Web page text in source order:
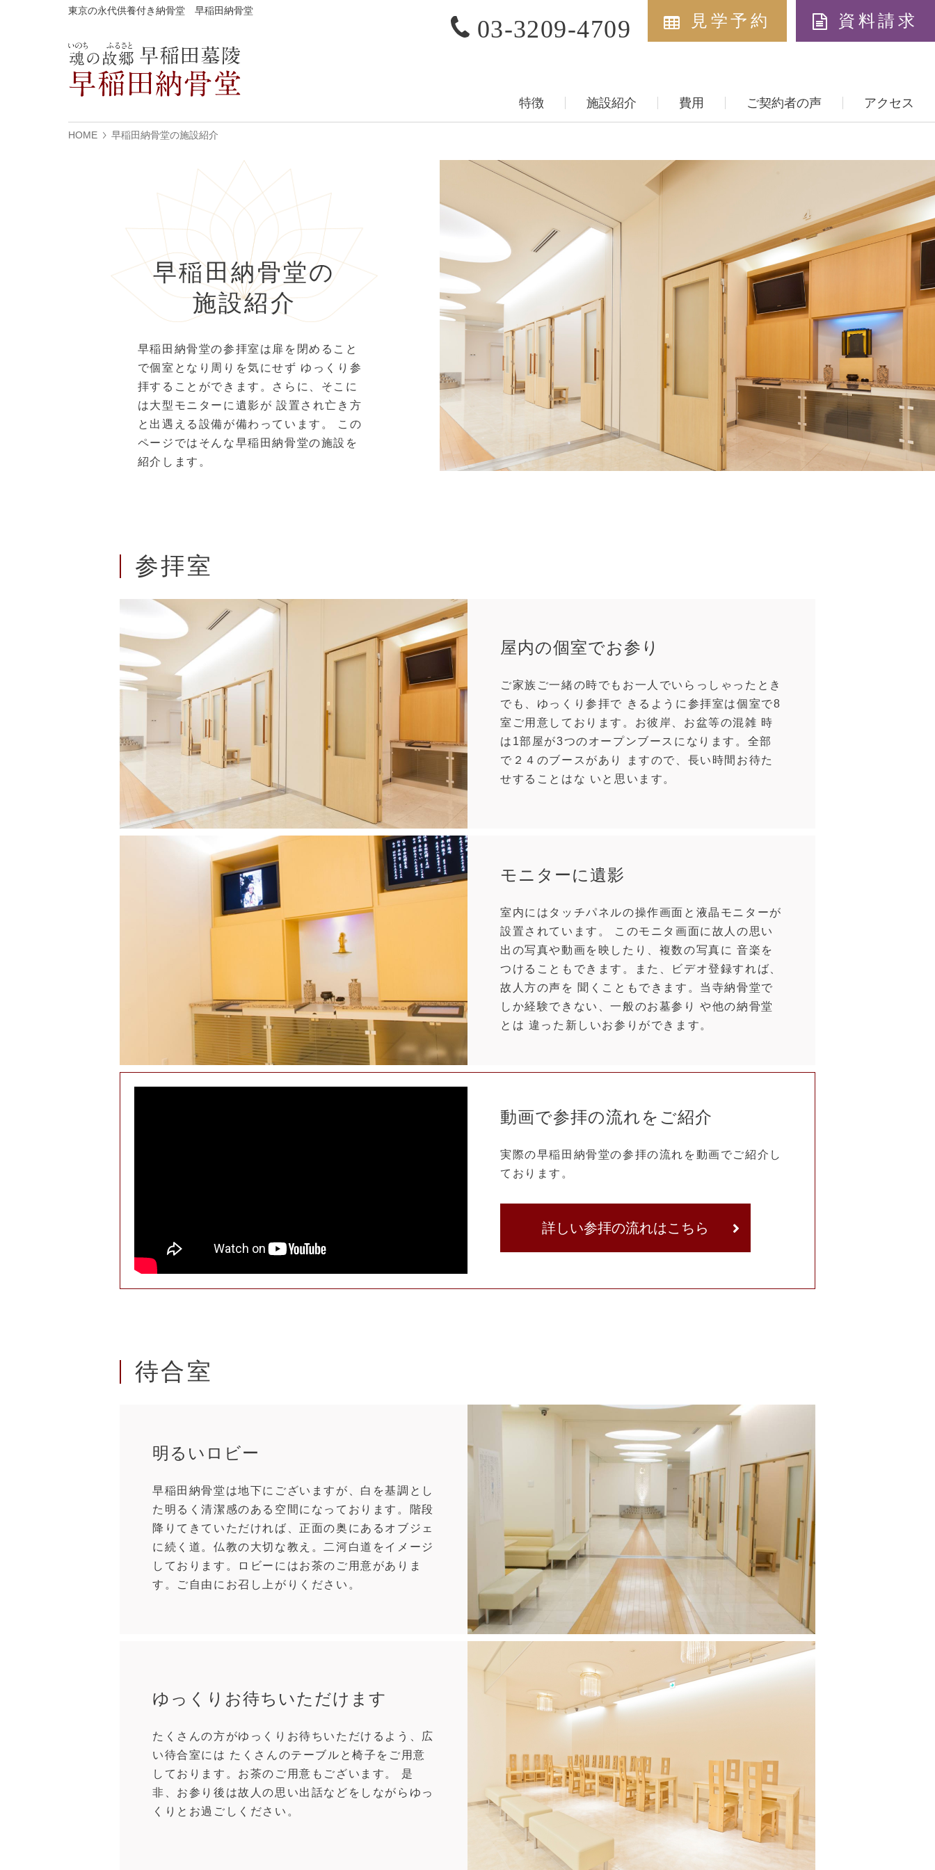
東京の永代供養付き納骨堂 早稲田納骨堂
03-3209-4709 見学予約 資料請求
特徴 施設紹介 費用 ご契約者の声 アクセス
HOME 早稲田納骨堂の施設紹介
早稲田納骨堂の
施設紹介
早稲田納骨堂の参拝室は扉を閉めること
で個室となり周りを気にせず ゆっくり参
拝することができます。さらに、そこに
は大型モニターに遺影が 設置され亡き方
と出遇える設備が備わっています。 この
ページではそんな早稲田納骨堂の施設を
紹介します。
参拝室
屋内の個室でお参り
ご家族ご一緒の時でもお一人でいらっしゃったとき
でも、ゆっくり参拝で きるように参拝室は個室で8
室ご用意しております。お彼岸、お盆等の混雑 時
は1部屋が3つのオープンブースになります。全部
で２４のブースがあり ますので、長い時間お待た
せすることはな いと思います。
モニターに遺影
室内にはタッチパネルの操作画面と液晶モニターが
設置されています。 このモニタ画面に故人の思い
出の写真や動画を映したり、複数の写真に 音楽を
つけることもできます。また、ビデオ登録すれば、
故人方の声を 聞くこともできます。当寺納骨堂で
しか経験できない、一般のお墓参り や他の納骨堂
とは 違った新しいお参りができます。
動画で参拝の流れをご紹介
実際の早稲田納骨堂の参拝の流れを動画でご紹介し
ております。
詳しい参拝の流れはこちら
待合室
明るいロビー
早稲田納骨堂は地下にございますが、白を基調とし
た明るく清潔感のある空間になっております。階段
降りてきていただければ、正面の奥にあるオブジェ
に続く道。仏教の大切な教え。二河白道をイメージ
しております。ロビーにはお茶のご用意がありま
す。ご自由にお召し上がりください。
ゆっくりお待ちいただけます
たくさんの方がゆっくりお待ちいただけるよう、広
い待合室には たくさんのテーブルと椅子をご用意
しております。お茶のご用意もございます。 是
非、お参り後は故人の思い出話などをしながらゆっ
くりとお過ごしください。